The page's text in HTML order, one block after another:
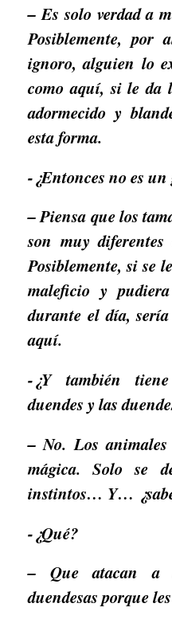
– Es solo verdad a
Posiblemente, por
ignoro, alguien lo
como aquí, si le da
adormecido y
esta forma.
-¿Entonces no es
– Piensa que los
son muy
Posiblemente, si se
maleficio y
durante el día,
aquí.
-¿Y también
duendes y las
– No. Los
mágica. Solo se
instintos… Y…
-¿Qué?
– Que atacan a
duendesas porque